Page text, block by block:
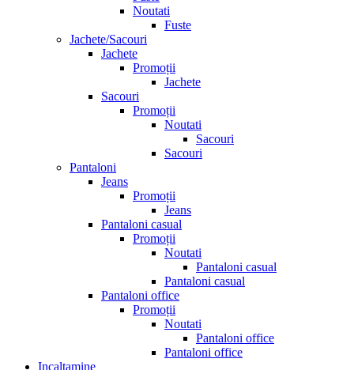
Noutati
Fuste
Jachete/Sacouri
Jachete
Promoții
Jachete
Sacouri
Promoții
Noutati
Sacouri
Sacouri
Pantaloni
Jeans
Promoții
Jeans
Pantaloni casual
Promoții
Noutati
Pantaloni casual
Pantaloni casual
Pantaloni office
Promoții
Noutati
Pantaloni office
Pantaloni office
Incaltamine